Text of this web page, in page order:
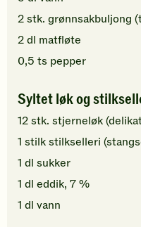
2stk. grønnsakbuljong
2dl matfløte
0,5 ts pepper
Syltet løk og
12stk. stjerneløk
1 stilkstilkselleri
1 dl sukker
1 dl eddik, 7 %
1 dl vann